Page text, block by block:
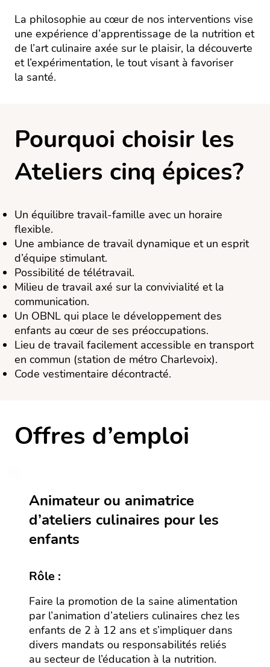
La philosophie au cœur de nos interventions vise
une expérience d’apprentissage de la nutrition et
de l’art culinaire axée sur le plaisir, la découverte
et l’expérimentation, le tout visant à favoriser
la santé.
Animateur ou animatrice
d’ateliers culinaires pour les
enfants
Rôle :
Faire la promotion de la saine alimentation
par l’animation d’ateliers culinaires chez les
enfants de 2 à 12 ans et s’impliquer dans
divers mandats ou responsabilités reliés
au secteur de l’éducation à la nutrition.
Offres d’emploi
Pourquoi choisir les
Ateliers cinq épices?
Un équilibre travail-famille avec un horaire
flexible.
Une ambiance de travail dynamique et un esprit
d’équipe stimulant.
Possibilité de télétravail.
Milieu de travail axé sur la convivialité et la
communication.
Un OBNL qui place le développement des
enfants au cœur de ses préoccupations.
Lieu de travail facilement accessible en transport
en commun (station de métro Charlevoix).
Code vestimentaire décontracté.